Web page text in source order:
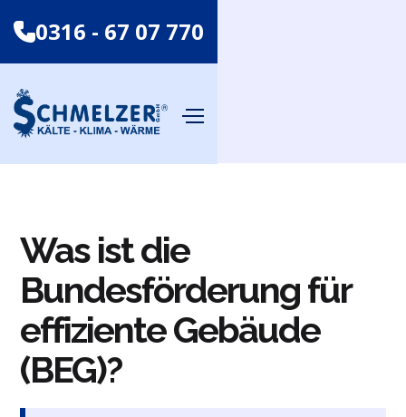
0316 - 67 07 770
Was ist die
Bundesförderung für
effiziente Gebäude
(BEG)?